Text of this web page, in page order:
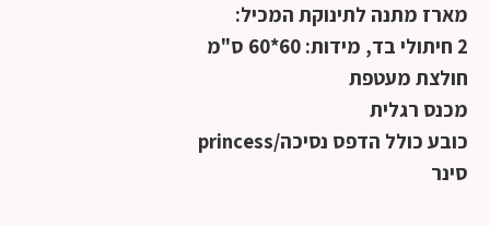
מארז מתנה לתינוקת המכיל:
2 חיתולי בד, מידות: 60*60 ס"מ
חולצת מעטפת
מכנס רגלית
כובע כולל הדפס נסיכה/princess
סינר